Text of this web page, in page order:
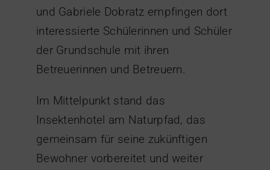
und Gabriele Dobratz empfingen dort
interessierte Schülerinnen und Schüler
der Grundschule mit ihren
Betreuerinnen und Betreuern.
Im Mittelpunkt stand das
Insektenhotel am Naturpfad, das
gemeinsam für seine zukünftigen
Bewohner vorbereitet und weiter